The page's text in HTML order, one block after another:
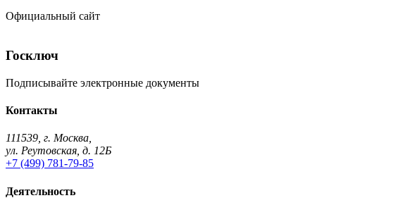
Официальный сайт
Госключ
Подписывайте электронные документы
Контакты
111539, г. Москва,
ул. Реутовская, д. 12Б
+7 (499) 781-79-85
Деятельность